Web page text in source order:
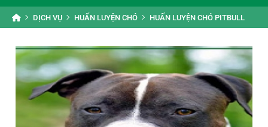
DỊCH VỤ HUẤN LUYỆN CHÓ HUẤN LUYỆN CHÓ PITBULL